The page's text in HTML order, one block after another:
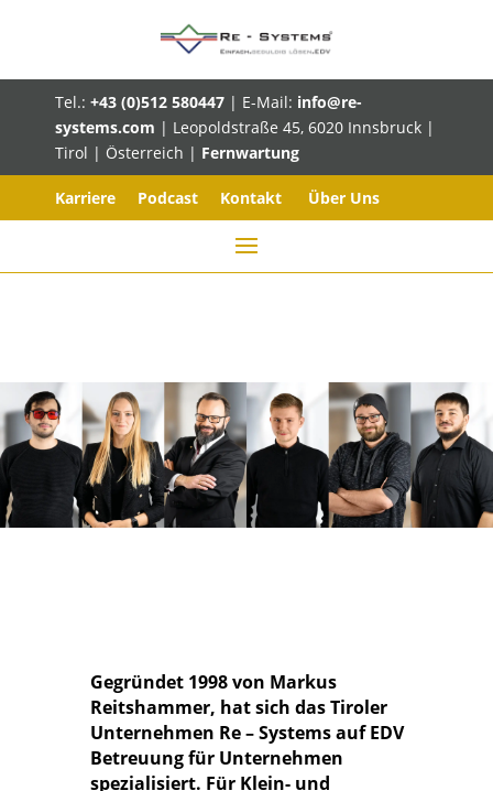
Tel.: +43 (0)512 580447 | E-Mail: info@re-
systems.com | Leopoldstraße 45, 6020 Innsbruck |
Tirol | Österreich | Fernwartung
Karriere Podcast Kontakt Über Uns
Gegründet 1998 von Markus
Reitshammer, hat sich das Tiroler
Unternehmen Re – Systems auf EDV
Betreuung für Unternehmen
spezialisiert. Für Klein- und